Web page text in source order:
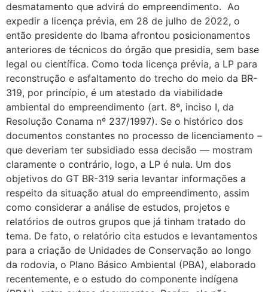
desmatamento que advirá do empreendimento. Ao
expedir a licença prévia, em 28 de julho de 2022, o
então presidente do Ibama afrontou posicionamentos
anteriores de técnicos do órgão que presidia, sem base
legal ou científica. Como toda licença prévia, a LP para
reconstrução e asfaltamento do trecho do meio da BR-
319, por princípio, é um atestado da viabilidade
ambiental do empreendimento (art. 8º, inciso I, da
Resolução Conama nº 237/1997). Se o histórico dos
documentos constantes no processo de licenciamento –
que deveriam ter subsidiado essa decisão — mostram
claramente o contrário, logo, a LP é nula. Um dos
objetivos do GT BR-319 seria levantar informações a
respeito da situação atual do empreendimento, assim
como considerar a análise de estudos, projetos e
relatórios de outros grupos que já tinham tratado do
tema. De fato, o relatório cita estudos e levantamentos
para a criação de Unidades de Conservação ao longo
da rodovia, o Plano Básico Ambiental (PBA), elaborado
recentemente, e o estudo do componente indígena